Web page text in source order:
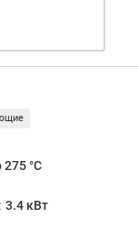
275 °C
3.4 кВт